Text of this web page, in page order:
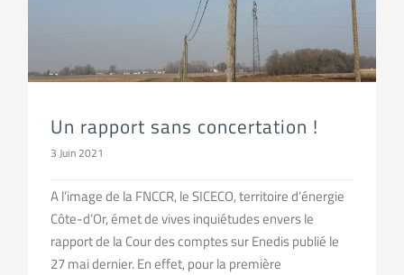
Un rapport sans concertation !
3 Juin 2021
A l’image de la FNCCR, le SICECO, territoire d’énergie
Côte-d’Or, émet de vives inquiétudes envers le
rapport de la Cour des comptes sur Enedis publié le
27 mai dernier. En effet, pour la première